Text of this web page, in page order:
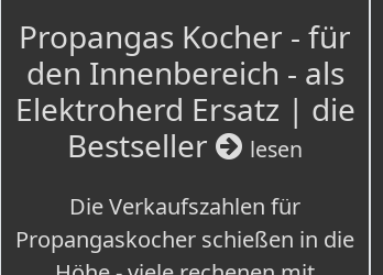
Propangas Kocher - für
den Innenbereich - als
Elektroherd Ersatz | die
Bestseller
lesen
Die Verkaufszahlen für
Propangaskocher schießen in die